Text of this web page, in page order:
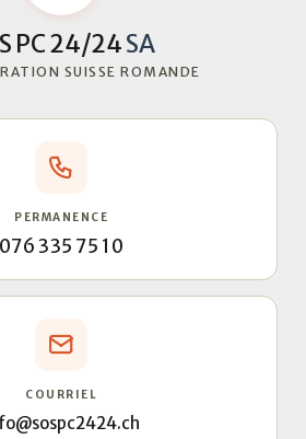
PC 24/24SA
SUISSE ROMANDE
PERMANENCE
076 335 75 10
COURRIEL